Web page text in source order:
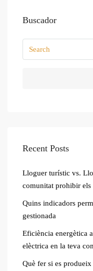
Buscador
Recent Posts
Lloguer turístic vs.
comunitat prohibir els
Quins indicadors
gestionada
Eficiència energètica
elèctrica en la teva
Què fer si es produeix